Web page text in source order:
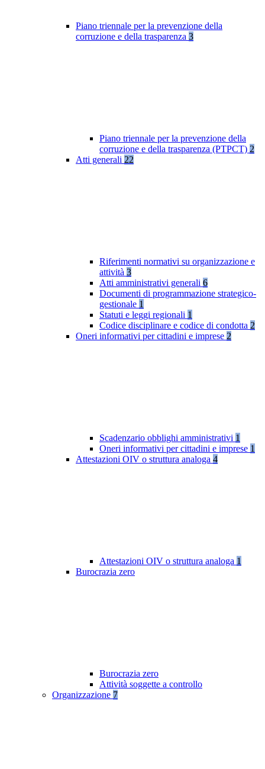
Piano triennale per la prevenzione della
corruzione e della trasparenza 3
Piano triennale per la prevenzione della
corruzione e della trasparenza (PTPCT) 2
Atti generali 22
Riferimenti normativi su organizzazione e
attività 3
Atti amministrativi generali 6
Documenti di programmazione strategico-
gestionale 1
Statuti e leggi regionali 1
Codice disciplinare e codice di condotta 2
Oneri informativi per cittadini e imprese 2
Scadenzario obblighi amministrativi 1
Oneri informativi per cittadini e imprese 1
Attestazioni OIV o struttura analoga 4
Attestazioni OIV o struttura analoga 1
Burocrazia zero
Burocrazia zero
Attività soggette a controllo
Organizzazione 7